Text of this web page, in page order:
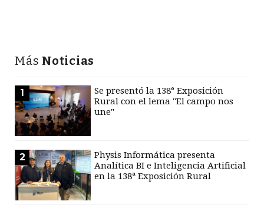
Más Noticias
1
Se presentó la 138° Exposición
Rural con el lema "El campo nos
une"
2
Physis Informática presenta
Analítica BI e Inteligencia Artificial
en la 138ª Exposición Rural